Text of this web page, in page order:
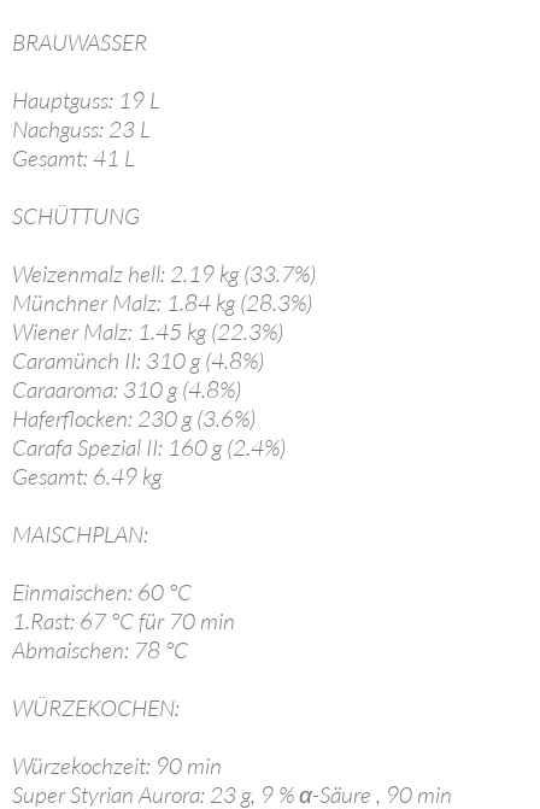
BRAUWASSER
Hauptguss: 19 L
Nachguss: 23 L
Gesamt: 41 L
SCHÜTTUNG
Weizenmalz hell: 2.19 kg (33.7%)
Münchner Malz: 1.84 kg (28.3%)
Wiener Malz: 1.45 kg (22.3%)
Caramünch II: 310 g (4.8%)
Caraaroma: 310 g (4.8%)
Haferflocken: 230 g (3.6%)
Carafa Spezial II: 160 g (2.4%)
Gesamt: 6.49 kg
MAISCHPLAN:
Einmaischen: 60 °C
1.Rast: 67 °C für 70 min
Abmaischen: 78 °C
WÜRZEKOCHEN:
Würzekochzeit: 90 min
Super Styrian Aurora: 23 g, 9 % α-Säure , 90 min